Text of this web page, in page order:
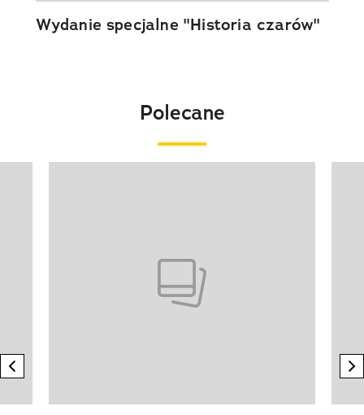
Wydanie specjalne "Historia czarów"
Polecane
previous element